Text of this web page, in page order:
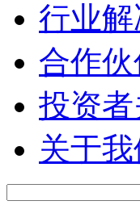
行业
合作
投资
关于我